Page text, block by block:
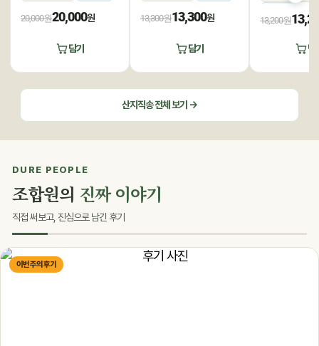
20,000원20,000원
담기
13,300원13,300원
담기
13,200원
담
산지직송 전체 보기 →
DURE PEOPLE
조합원의 진짜 이야기
직접 써보고, 진심으로 남긴 후기
이번 주의 후기